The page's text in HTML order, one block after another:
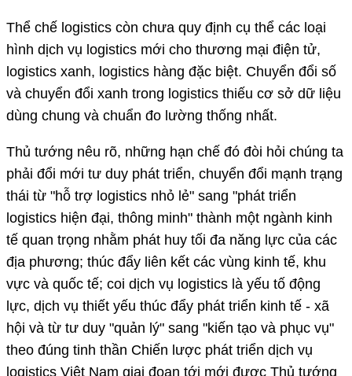
Thể chế logistics còn chưa quy định cụ thể các loại
hình dịch vụ logistics mới cho thương mại điện tử,
logistics xanh, logistics hàng đặc biệt. Chuyển đổi số
và chuyển đổi xanh trong logistics thiếu cơ sở dữ liệu
dùng chung và chuẩn đo lường thống nhất.
Thủ tướng nêu rõ, những hạn chế đó đòi hỏi chúng ta
phải đổi mới tư duy phát triển, chuyển đổi mạnh trạng
thái từ "hỗ trợ logistics nhỏ lẻ" sang "phát triển
logistics hiện đại, thông minh" thành một ngành kinh
tế quan trọng nhằm phát huy tối đa năng lực của các
địa phương; thúc đẩy liên kết các vùng kinh tế, khu
vực và quốc tế; coi dịch vụ logistics là yếu tố động
lực, dịch vụ thiết yếu thúc đẩy phát triển kinh tế - xã
hội và từ tư duy "quản lý" sang "kiến tạo và phục vụ"
theo đúng tinh thần Chiến lược phát triển dịch vụ
logistics Việt Nam giai đoạn tới mới được Thủ tướng